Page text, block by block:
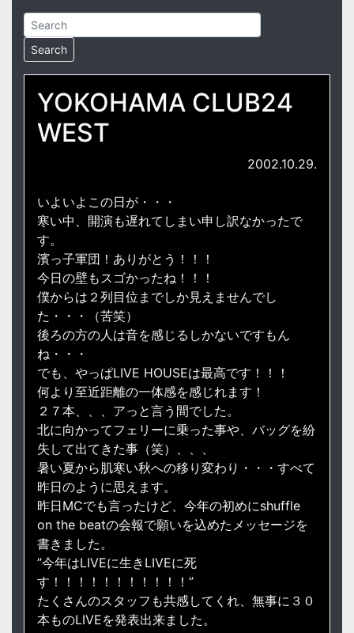
YOKOHAMA CLUB24
WEST
2002.10.29.
いよいよこの日が・・・
寒い中、開演も遅れてしまい申し訳なかったで
す。
濱っ子軍団！ありがとう！！！
今日の壁もスゴかったね！！！
僕からは２列目位までしか見えませんでし
た・・・（苦笑）
後ろの方の人は音を感じるしかないですもん
ね・・・
でも、やっぱLIVE HOUSEは最高です！！！
何より至近距離の一体感を感じれます！
２７本、、、アっと言う間でした。
北に向かってフェリーに乗った事や、バッグを紛
失して出てきた事（笑）、、、
暑い夏から肌寒い秋への移り変わり・・・すべて
昨日のように思えます。
昨日MCでも言ったけど、今年の初めにshuffle
on the beatの会報で願いを込めたメッセージを
書きました。
”今年はLIVEに生きLIVEに死
す！！！！！！！！！！！”
たくさんのスタッフも共感してくれ、無事に３０
本ものLIVEを発表出来ました。